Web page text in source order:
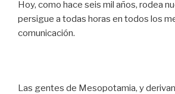
Hoy, como hace seis mil años, rodea
persigue a todas horas en todos los
comunicación.
Las gentes de Mesopotamia, y